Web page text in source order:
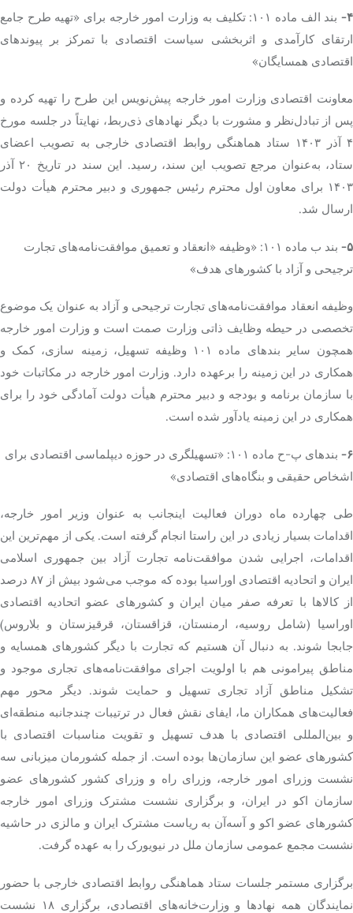
۴-
بند الف ماده ۱۰۱: تکلیف به وزارت امور خارجه برای «تهیه طرح جامع
ارتقای کارآمدی و اثربخشی سیاست اقتصادی با تمرکز بر پیوندهای
اقتصادی همسایگان»
معاونت اقتصادی وزارت امور خارجه پیش‌نویس این طرح را تهیه کرده و
پس از تبادل‌نظر و مشورت با دیگر نهادهای ذی‌ربط، نهایتاً در جلسه مورخ
۴ آذر ۱۴۰۳ ستاد هماهنگی روابط اقتصادی خارجی به تصویب اعضای
ستاد، به‌عنوان مرجع تصویب این سند، رسید. این سند در تاریخ ۲۰ آذر
۱۴۰۳ برای معاون اول محترم رئیس جمهوری و دبیر محترم هیأت دولت
ارسال شد.
۵-
بند ب ماده ۱۰۱: «وظیفه «انعقاد و تعمیق موافقت‌نامه‌های تجارت
ترجیحی و آزاد با کشورهای هدف»
وظیفه انعقاد موافقت‌نامه‌های تجارت ترجیحی و آزاد به عنوان یک موضوع
تخصصی در حیطه وظایف ذاتی وزارت صمت است و وزارت امور خارجه
همچون سایر بندهای ماده ۱۰۱ وظیفه تسهیل، زمینه سازی، کمک و
همکاری در این زمینه را برعهده دارد. وزارت امور خارجه در مکاتبات خود
با سازمان برنامه و بودجه و دبیر محترم هیأت دولت آمادگی خود را برای
همکاری در این زمینه یادآور شده است.
۶-
بندهای پ-ح ماده ۱۰۱: «تسهیلگری در حوزه دیپلماسی اقتصادی برای
اشخاص حقیقی و بنگاه‌های اقتصادی»
طی چهارده ماه دوران فعالیت اینجانب به عنوان وزیر امور خارجه،
اقدامات بسیار زیادی در این راستا انجام گرفته است. یکی از مهم‌ترین این
اقدامات، اجرایی شدن موافقت‌نامه تجارت آزاد بین جمهوری اسلامی
ایران و اتحادیه اقتصادی اوراسیا بوده که موجب می‌شود بیش از ۸۷ درصد
از کالاها با تعرفه صفر میان ایران و کشورهای عضو اتحادیه اقتصادی
اوراسیا (شامل روسیه، ارمنستان، قزاقستان، قرقیزستان و بلاروس)
جابجا شوند. به دنبال آن هستیم که تجارت با دیگر کشورهای همسایه و
مناطق پیرامونی هم با اولویت اجرای موافقت‌نامه‌های تجاری موجود و
تشکیل مناطق آزاد تجاری تسهیل و حمایت شوند. دیگر محور مهم
فعالیت‌های همکاران ما، ایفای نقش فعال در ترتیبات چندجانبه منطقه‌ای
و بین‌المللی اقتصادی با هدف تسهیل و تقویت مناسبات اقتصادی با
کشورهای عضو این سازمان‌ها بوده است. از جمله کشورمان میزبانی سه
نشست وزرای امور خارجه، وزرای راه و وزرای کشور کشورهای عضو
سازمان اکو در ایران، و برگزاری نشست مشترک وزرای امور خارجه
کشورهای عضو اکو و آسه‌آن به ریاست مشترک ایران و مالزی در حاشیه
نشست مجمع عمومی سازمان ملل در نیویورک را به عهده گرفت.
برگزاری مستمر جلسات ستاد هماهنگی روابط اقتصادی خارجی با حضور
نمایندگان همه نهادها و وزارت‌خانه‌های اقتصادی، برگزاری ۱۸ نشست